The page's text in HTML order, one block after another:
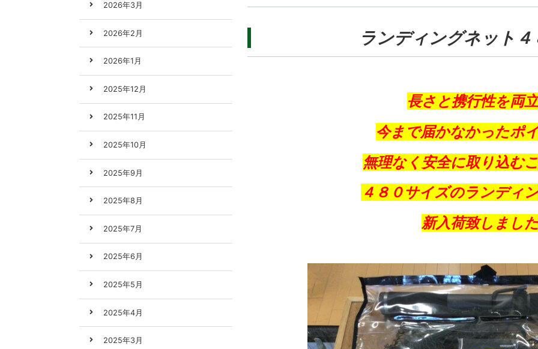
ランディングネット４
長さと携行性を両
今まで届かなかったポ
無理なく安全に取り込む
４８０サイズのランディ
新入荷致しまし
2026年3月
2026年2月
2026年1月
2025年12月
2025年11月
2025年10月
2025年9月
2025年8月
2025年7月
2025年6月
2025年5月
2025年4月
2025年3月